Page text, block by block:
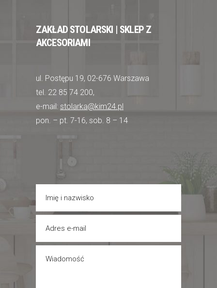
ZAKŁAD STOLARSKI | SKLEP Z
AKCESORIAMI
ul. Postępu 19, 02-676 Warszawa
tel. 22 85 74 200,
e-mail: stolarka@kim24.pl
pon. – pt. 7-16, sob. 8 – 14